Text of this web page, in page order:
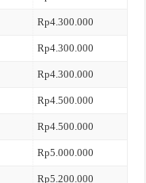
Rp4.300.000
Rp4.300.000
Rp4.300.000
Rp4.500.000
Rp4.500.000
Rp5.000.000
Rp5.200.000